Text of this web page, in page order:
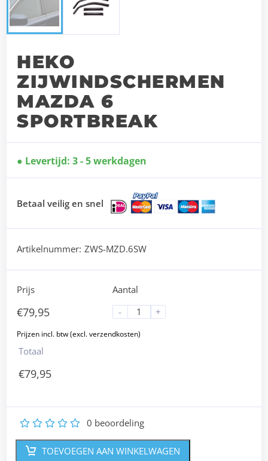
HEKO
ZIJWINDSCHERMEN
MAZDA 6
SPORTBREAK
Levertijd: 3 - 5 werkdagen
Betaal veilig en snel
Artikelnummer: ZWS-MZD.6SW
Prijs
€79,95
Aantal
-
+
Totaal
€79,95
5
4
3
2 0 beoordeling
TOEVOEGEN AAN WINKELWAGEN